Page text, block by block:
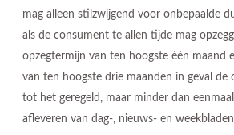
mag alleen stilzwijgend voor onbepaalde
als de consument te allen tijde mag
opzegtermijn van ten hoogste één maand
van ten hoogste drie maanden in geval de
tot het geregeld, maar minder dan
afleveren van dag-, nieuws- en